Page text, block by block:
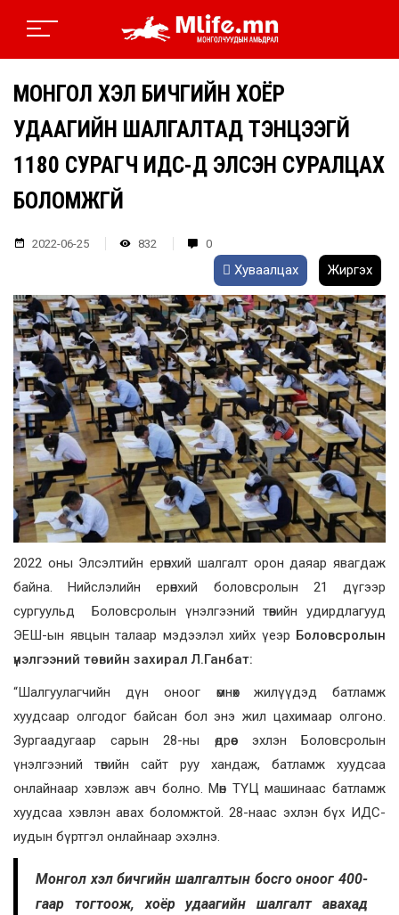
МОНГОЛ ХЭЛ БИЧГИЙН ХОЁР
УДААГИЙН ШАЛГАЛТАД ТЭНЦЭЭГҮЙ
1180 СУРАГЧ ИДС-Д ЭЛСЭН СУРАЛЦАХ
БОЛОМЖГҮЙ
2022-06-25 832 0
Хуваалцах Жиргэх
2022 оны Элсэлтийн ерөнхий шалгалт орон даяар явагдаж
байна. Нийслэлийн ерөнхий боловсролын 21 дүгээр
сургуульд Боловсролын үнэлгээний төвийн удирдлагууд
ЭЕШ-ын явцын талаар мэдээлэл хийх үеэр Боловсролын
үнэлгээний төвийн захирал Л.Ганбат:
“Шалгуулагчийн дүн оноог өмнөх жилүүдэд батламж
хуудсаар олгодог байсан бол энэ жил цахимаар олгоно.
Зургаадугаар сарын 28-ны өдрөөс эхлэн Боловсролын
үнэлгээний төвийн сайт руу хандаж, батламж хуудсаа
онлайнаар хэвлэж авч болно. Мөн ТҮЦ машинаас батламж
хуудсаа хэвлэн авах боломжтой. 28-наас эхлэн бүх ИДС-
иудын бүртгэл онлайнаар эхэлнэ.
Монгол хэл бичгийн шалгалтын босго оноог 400-
гаар тогтоож, хоёр удаагийн шалгалт авахад